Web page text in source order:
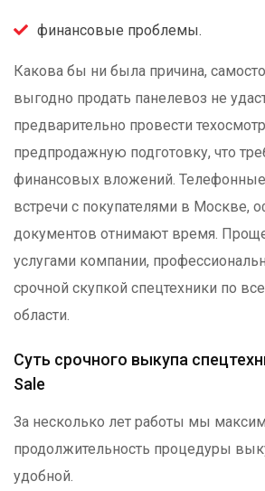
финансовые проблемы.
Какова бы ни была причина,
выгодно продать панелевоз не
предварительно провести
предпродажную подготовку, что
финансовых вложений.
встречи с покупателями в Москве,
документов отнимают время.
услугами компании,
срочной скупкой спецтехники по
области.
Суть срочного выкупа
Sale
За несколько лет работы мы
продолжительность процедуры
удобной.